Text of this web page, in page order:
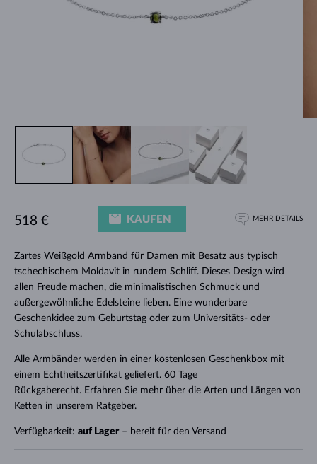
Zartes Weißgold Armband für Damen mit Besatz aus typisch
tschechischem Moldavit in rundem Schliff. Dieses Design wird
allen Freude machen, die minimalistischen Schmuck und
außergewöhnliche Edelsteine lieben. Eine wunderbare
Geschenkidee zum Geburtstag oder zum Universitäts- oder
Schulabschluss.
Alle Armbänder werden in einer kostenlosen Geschenkbox mit
einem Echtheitszertifikat geliefert. 60 Tage
Rückgaberecht. Erfahren Sie mehr über die Arten und Längen von
Ketten in unserem Ratgeber.
Verfügbarkeit: auf Lager– bereit für den Versand
518 € KAUFEN MEHR DETAILS